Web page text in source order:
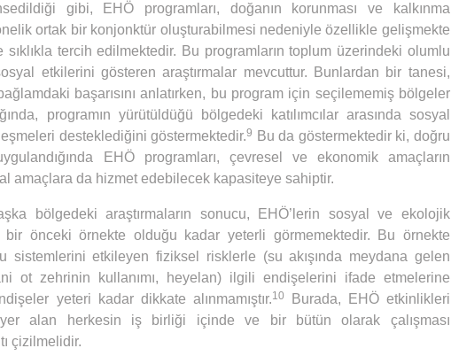
gibi, EHÖ programları, doğanın korunması ve kalkınma
ortak bir konjonktür oluşturabilmesi nedeniyle özellikle gelişmekte
sıklıkla tercih edilmektedir. Bu programların toplum üzerindeki olumlu
etkilerini gösteren araştırmalar mevcuttur. Bunlardan bir tanesi,
başarısını anlatırken, bu program için seçilememiş bölgeler
programın yürütüldüğü bölgedeki katılımcılar arasında sosyal
desteklediğini göstermektedir.9
Bu da göstermektedir ki, doğru
EHÖ programları, çevresel ve ekonomik amaçların
amaçlara da hizmet edebilecek kapasiteye sahiptir.
bölgedeki araştırmaların sonucu, EHÖ’lerin sosyal ve ekolojik
bir önceki örnekte olduğu kadar yeterli görmemektedir. Bu örnekte
sistemlerini etkileyen fiziksel risklerle (su akışında meydana gelen
ot zehrinin kullanımı, heyelan) ilgili endişelerini ifade etmelerine
yeteri kadar dikkate alınmamıştır.10
Burada, EHÖ etkinlikleri
yer alan herkesin iş birliği içinde ve bir bütün olarak çalışması
çizilmelidir.